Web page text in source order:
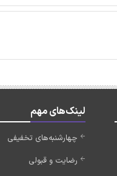
لینک‌های مهم
چهارشنبه‌های تخفیفی
رضایت و قبولی